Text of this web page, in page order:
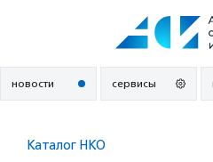
новости сервисы
Каталог НКО